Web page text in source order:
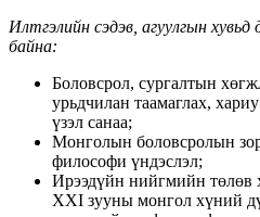
Илтгэлийн сэдэв, агуулгын хувьд
байна:
Боловсрол, сургалтын
урьдчилан таамаглах,
үзэл санаа;
Монголын боловсролын
философи үндэслэл;
Ирээдүйн нийгмийн төлөв
ХХI зууны монгол хүний